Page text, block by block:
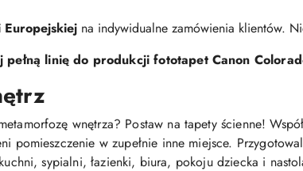
na indywidualne zamówienia klientów.
linię do produkcji fototapet Canon
wnętrza? Postaw na tapety ścienne!
pomieszczenie w zupełnie inne miejsce.
sypialni, łazienki, biura, pokoju dziecka i